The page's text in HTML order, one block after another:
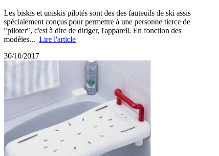
Les biskis et uniskis pilotés sont des des fauteuils de ski assis
spécialement conçus pour permettre à une personne tierce de
"piloter", c'est à dire de diriger, l'appareil. En fonction des
modèles... Lire l'article
30/10/2017